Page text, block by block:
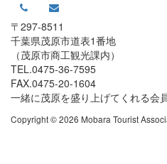
〒297-8511
千葉県茂原市道表1番地
（茂原市商工観光課内）
TEL.0475-36-7595
FAX.0475-20-1604
一緒に茂原を盛り上げてくれる会
Copyright © 2026 Mobara Tourist